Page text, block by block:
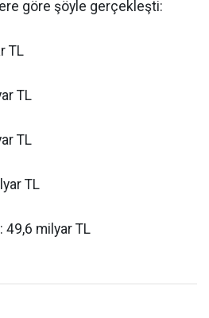
göre şöyle gerçekleşti:
TL
TL
TL
TL
49,6 milyar TL